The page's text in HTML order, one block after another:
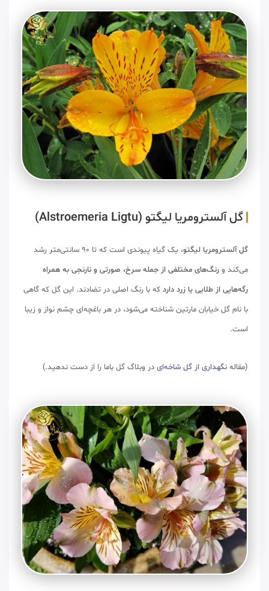
گل آلسترومریا لیگتو (Alstroemeria Ligtu)
گل آلسترومریا لیگتو
، یک گیاه پیوندی‌ است که تا 90 سانتی‌متر رشد
می‌کند و رنگ‌های مختلفی از جمله سرخ، صورتی و نارنجی به همراه
رگه‌هایی از طلایی یا زرد دارد که با رنگ اصلی در تضادند. این گل که گاهی
با نام گل خیابان مارتین شناخته می‌شود، در هر باغچه‌ای چشم نواز و زیبا
است.
(مقاله نگهداری از گل شاخه‌ای در وبلاگ گل باما را از دست ندهید.)